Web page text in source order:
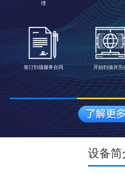
理
签订扫描服务合同 开始扫描并完
设备简